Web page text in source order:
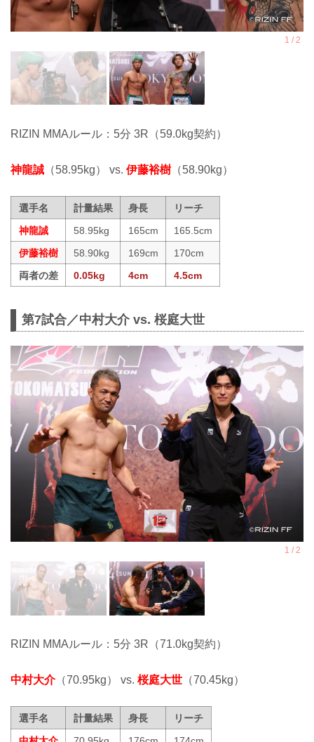
RIZIN MMAルール：5分 3R（59.0kg契約）
神龍誠 （58.95kg） vs. 伊藤裕樹 （58.90kg）
選手名 計量結果 身長
リーチ
神龍誠
58.95kg 165cm
165.5cm
伊藤裕樹
58.90kg 169cm
170cm
両者の差
0.05kg 4cm 4.5cm
第7試合／中村大介 vs. 桜庭大世
RIZIN MMAルール：5分 3R（71.0kg契約）
中村大介（70.95kg） vs. 桜庭大世 （70.45kg）
選手名 計量結果 身長
リーチ